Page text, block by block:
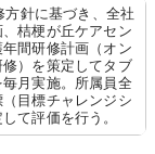
針に基づき、全社
桔梗が丘ケアセン
間研修計画（オン
）を策定してタブ
毎月実施。所属員全
（目標チャレンジシ
て評価を行う。